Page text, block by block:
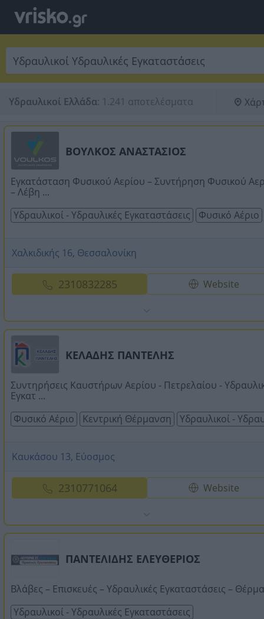
Υδραυλικοί Ελλάδα: 1.241 αποτελέσματα
ΒΟΥΛΚΟΣ ΑΝΑΣΤΑΣΙΟΣ
Εγκατάσταση Φυσικού Αερίου – Συντήρηση Φυσικού
– Λέβη ...
Υδραυλικοί - Υδραυλικές Εγκαταστάσεις
Φυσικό Αέριο
Χαλκιδικής 16, Θεσσαλονίκη
2310832285 Website
ΚΕΛΑΔΗΣ ΠΑΝΤΕΛΗΣ
Συντηρήσεις Καυστήρων Αερίου - Πετρελαίου -
Εγκατ ...
Φυσικό Αέριο
Κεντρική Θέρμανση Υδραυλικοί -
Καυκάσου 13, Εύοσμος
2310771064 Website
ΠΑΝΤΕΛΙΔΗΣ ΕΛΕΥΘΕΡΙΟΣ
Βλάβες – Επισκευές – Υδραυλικές Εγκαταστάσεις –
Υδραυλικοί - Υδραυλικές Εγκαταστάσεις